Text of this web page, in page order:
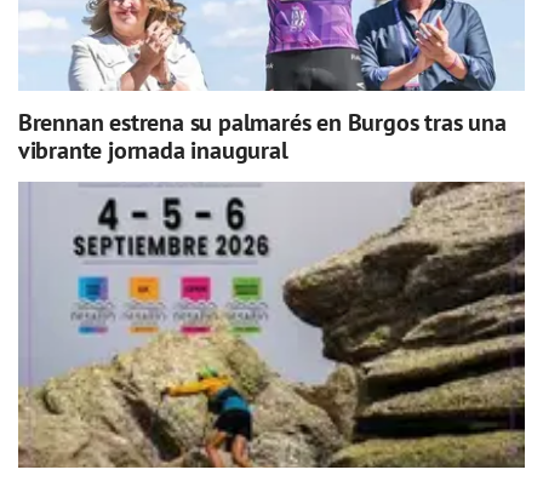
Brennan estrena su palmarés en Burgos tras una
vibrante jornada inaugural